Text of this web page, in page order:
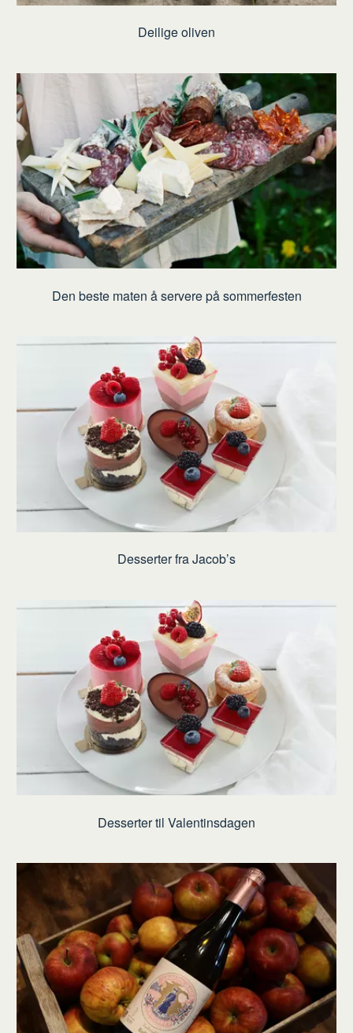
Deilige oliven
Den beste maten å servere på sommerfesten
Desserter fra Jacob’s
Desserter til Valentinsdagen